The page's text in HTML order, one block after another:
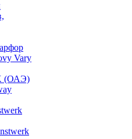
Vary
(ОАЭ)